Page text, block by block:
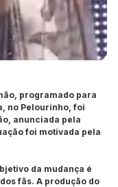
programado para
no Pelourinho, foi
anunciada pela
foi motivada pela
da mudança é
fãs. A produção do